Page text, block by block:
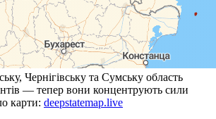
Чернігівську та Сумську область
— тепер вони концентрують сили
карти: deepstatemap.live